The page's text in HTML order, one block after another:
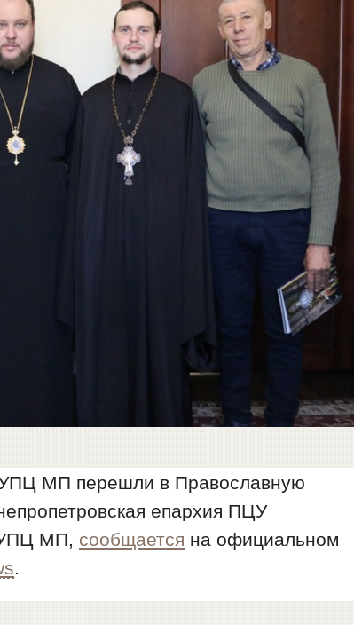
МП перешли в Православную
епархия ПЦУ
МП, сообщается на официальном
.